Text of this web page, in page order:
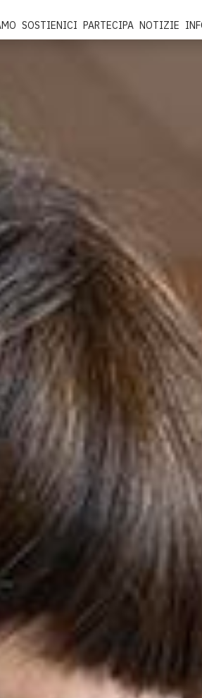
SOSTIENICI PARTECIPA NOTIZIE